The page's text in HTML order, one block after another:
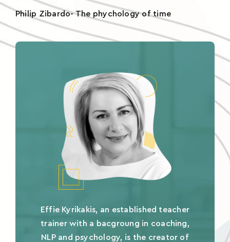
Philip Zibardo- The phychology of time
Effie Kyrikakis, an established teacher
trainer with a bacgroung in coaching,
NLP and psychology, is the creator of